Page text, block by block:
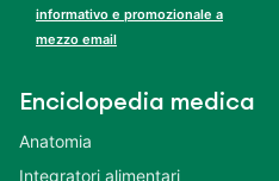
informativo e promozionale a
mezzo email
Enciclopedia medica
Anatomia
Integratori alimentari